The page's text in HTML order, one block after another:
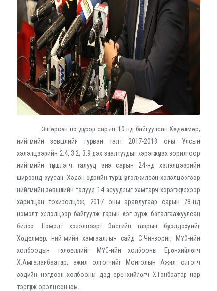
-Өнгөрсөн нэгдүгээр сарын 19-нд байгуулсан Хөдөлмөр,
нийгмийн зөвшлийн гурван талт 2017-2018 оны Улсын
хэлэлцээрийн 2.4, 3.2, 3.9 дэх заалтуудыг хэрэгжүүлэх зорилгоор
нийгмийн түншлэгч талууд энэ сарын 24-нд хэлэлцээрийн
ширээнд суусан. Хэдэн өдрийн турш үргэлжилсэн хэлэлцээгээр
нийгмийн зөвшлийн талууд 14 асуудлыг хамтарч хэрэгжүүлэхээр
харилцан тохиролцож, 2017 оны аравдугаар сарын 28-нд
нэмэлт хэлэлцээр байгуулж гарын үсэг зурж баталгаажуулсан
билээ. Нэмэлт хэлэлцээрт Засгийн газрын бүрэлдэхүүнийг
Хөдөлмөр, нийгмийн хамгааллын сайд С.Чинзориг, МҮЭ-ийн
холбоодын төлөөллийг МҮЭ-ийн холбооны Ерөнхийлөгч
Х.Амгаланбаатар, ажил олгогчийг Монголын Ажил олгогч
эздийн нэгдсэн холбооны дэд ерөнхийлөгч Х.Ганбаатар нар
тэргүүлж оролцсон юм.